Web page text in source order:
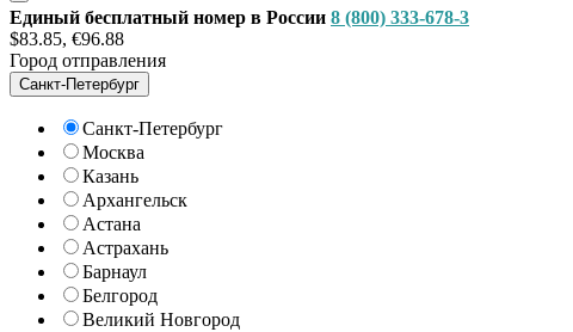
Единый бесплатный номер в России 8 (800) 333-678-3
$83.85, €96.88
Город отправления
Санкт-Петербург
Санкт-Петербург
Москва
Казань
Архангельск
Астана
Астрахань
Барнаул
Белгород
Великий Новгород